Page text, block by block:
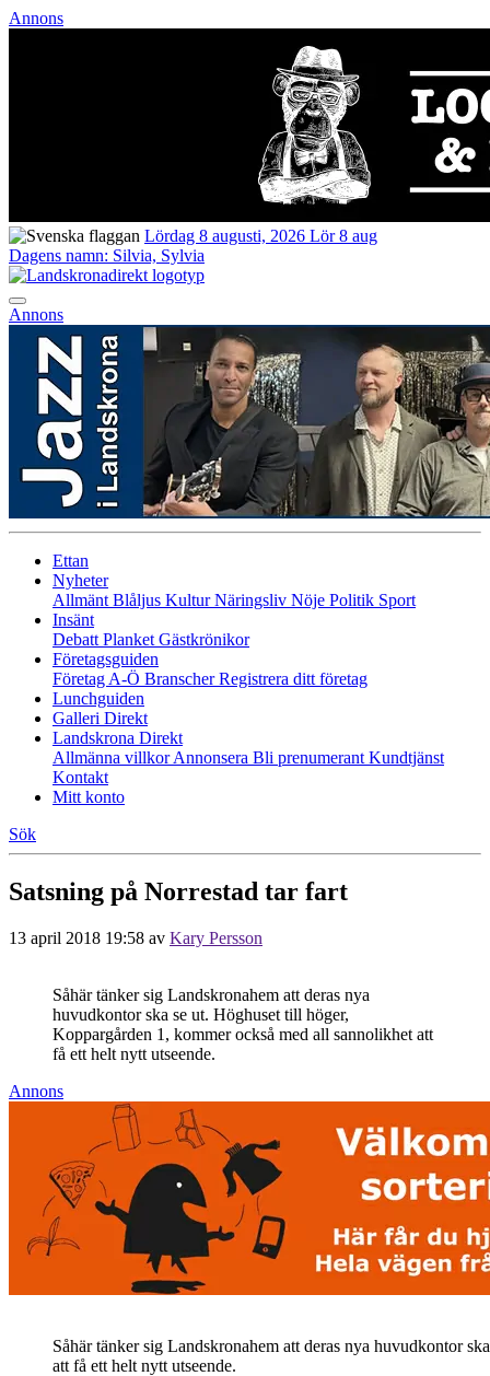
Annons
Lördag 8 augusti, 2026 Lör 8 aug
Dagens namn: Silvia, Sylvia
Annons
Ettan
Nyheter
Allmänt Blåljus KulturNäringsliv Nöje Politik Sport
Insänt
Debatt Planket Gästkrönikor
Företagsguiden
Företag A-Ö BranscherRegistrera ditt företag
Lunchguiden
Galleri Direkt
Landskrona Direkt
Allmänna villkorAnnonsera Bli prenumerant Kundtjänst
Kontakt
Mitt konto
Sök
Satsning på Norrestad tar fart
13 april 2018 19:58 av Kary Persson
Såhär tänker sig Landskronahem att deras nya
huvudkontor ska se ut. Höghuset till höger,
Koppargården 1, kommer också med all sannolikhet att
få ett helt nytt utseende.
Annons
Såhär tänker sig Landskronahem att deras nya huvudkontor
att få ett helt nytt utseende.